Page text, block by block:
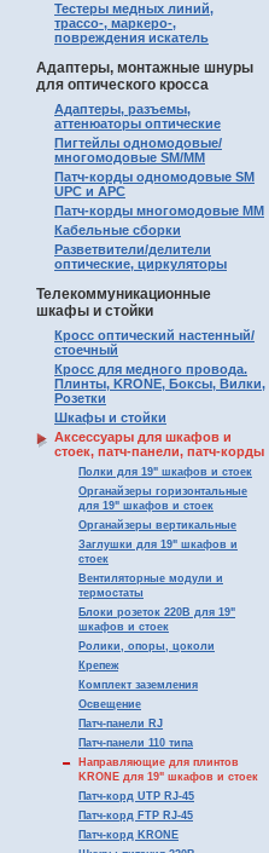
Тестеры медных линий,
трассо-, маркеро-,
повреждения искатель
Адаптеры, монтажные шнуры
для оптического кросса
Адаптеры, разъемы,
аттенюаторы оптические
Пигтейлы одномодовые/
многомодовые SM/MM
Патч-корды одномодовые SM
UPC и APC
Патч-корды многомодовые MM
Кабельные сборки
Разветвители/делители
оптические, циркуляторы
Телекоммуникационные
шкафы и стойки
Кросс оптический настенный/
стоечный
Кросс для медного провода.
Плинты, KRONE, Боксы, Вилки,
Розетки
Шкафы и стойки
Аксессуары для шкафов и
стоек, патч-панели, патч-корды
Полки для 19" шкафов и стоек
Органайзеры горизонтальные
для 19" шкафов и стоек
Органайзеры вертикальные
Заглушки для 19" шкафов и
стоек
Вентиляторные модули и
термостаты
Блоки розеток 220В для 19"
шкафов и стоек
Ролики, опоры, цоколи
Крепеж
Комплект заземления
Освещение
Патч-панели RJ
Патч-панели 110 типа
Направляющие для плинтов
KRONE для 19" шкафов и стоек
Патч-корд UTP RJ-45
Патч-корд FTP RJ-45
Патч-корд KRONE